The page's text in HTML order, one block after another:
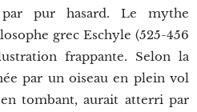
par pur hasard. Le mythe
grec Eschyle (525-456
frappante. Selon la
par un oiseau en plein vol
tombant, aurait atterri par